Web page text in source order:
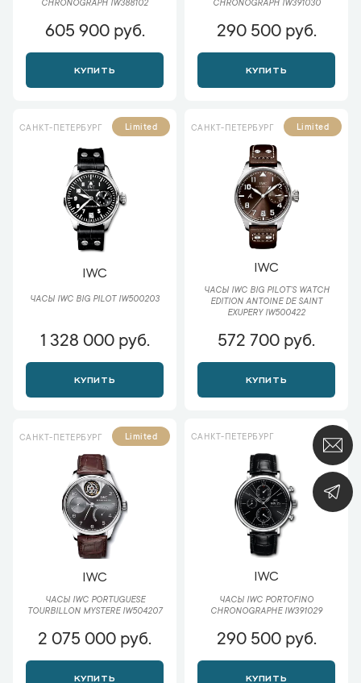
CHRONOGRAPH IW388102
605 900 руб.
КУПИТЬ
CHRONOGRAPH IW391030
290 500 руб.
КУПИТЬ
САНКТ-ПЕТЕРБУРГ Limited
IWC
ЧАСЫ IWC BIG PILOT IW500203
1 328 000 руб.
КУПИТЬ
САНКТ-ПЕТЕРБУРГ Limited
IWC
ЧАСЫ IWC BIG PILOT’S WATCH
EDITION ANTOINE DE SAINT
EXUPERY IW500422
572 700 руб.
КУПИТЬ
САНКТ-ПЕТЕРБУРГ Limited
IWC
ЧАСЫ IWC PORTUGUESE
TOURBILLON MYSTERE IW504207
2 075 000 руб.
КУПИТЬ
САНКТ-ПЕТЕРБУРГ
IWC
ЧАСЫ IWC PORTOFINO
CHRONOGRAPHE IW391029
290 500 руб.
КУПИТЬ